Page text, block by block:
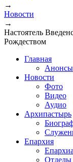
Вы здесь
→
Новости
→
Настоятель
Рождеством
Главная
Анонсы
Новости
Фото
Видео
Аудио
Архипастырь
Епархия
Отделы